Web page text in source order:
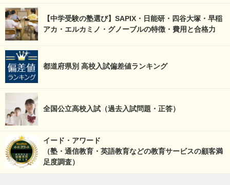
【中学受験の塾選び】SAPIX・日能研・四谷大塚・早稲
アカ・エルカミノ・グノーブルの特徴・費用と合格力
都道府県別 高校入試偏差値ランキング
全国公立高校入試（過去入試問題・正答）
イード・アワード
（塾・通信教育・英語教育などの教育サービスの顧客満
足度調査）